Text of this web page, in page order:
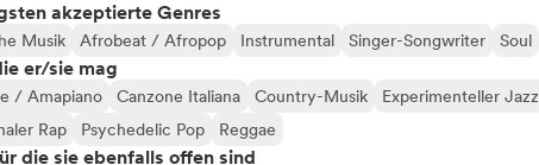
akzeptierte Genres
Musik Afrobeat / Afropop Instrumental Singer-Songwriter Soul
er/sie mag
/ Amapiano Canzone Italiana Country-Musik Experimenteller Jazz
Rap
Psychedelic Pop Reggae
die sie ebenfalls offen sind